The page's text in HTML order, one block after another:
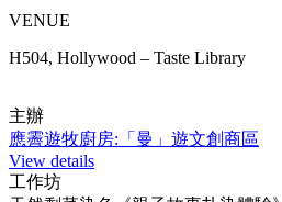
VENUE
H504, Hollywood – Taste Library
主辦
應霽遊牧廚房:「曼」遊文創商區
View details
工作坊